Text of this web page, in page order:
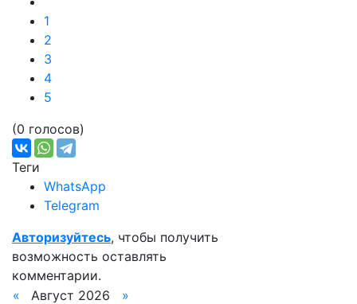
1
2
3
4
5
(0 голосов)
Теги
WhatsApp
Telegram
Авторизуйтесь, чтобы получить
возможность оставлять
комментарии.
«
Август 2026
»